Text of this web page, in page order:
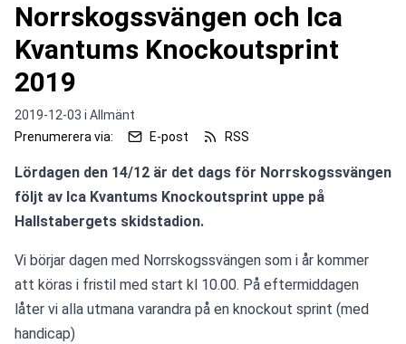
Norrskogssvängen och Ica
Kvantums Knockoutsprint
2019
2019-12-03 i Allmänt
Prenumerera via:
E-post RSS
Lördagen den 14/12 är det dags för Norrskogssvängen
följt av Ica Kvantums Knockoutsprint uppe på
Vi börjar dagen med Norrskogssvängen som i år kommer
att köras i fristil med start kl 10.00. På eftermiddagen
låter vi alla utmana varandra på en knockout sprint (med
handicap)